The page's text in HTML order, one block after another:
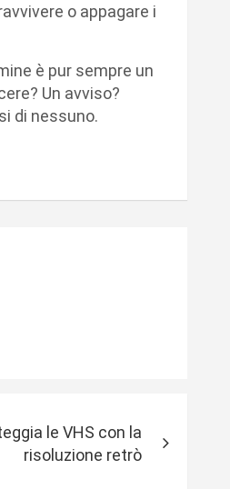
o appagare i
è pur sempre un
Un avviso?
di nessuno.
le VHS con la
risoluzione retrò